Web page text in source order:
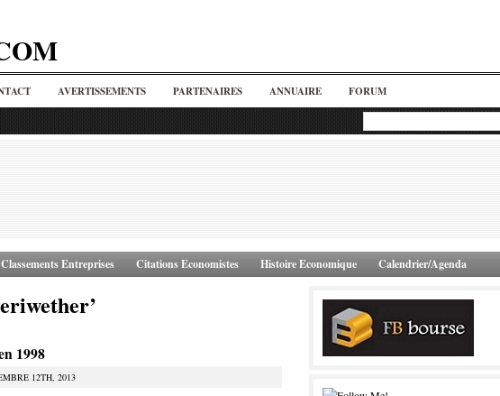
AVERTISSEMENTS PARTENAIRES ANNUAIRE FORUM
Classements Entreprises Citations Economistes Histoire Economique Calendrier/Agenda
1998
12TH, 2013